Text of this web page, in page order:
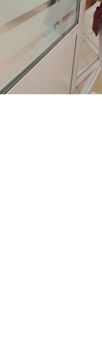
Photo Résidence